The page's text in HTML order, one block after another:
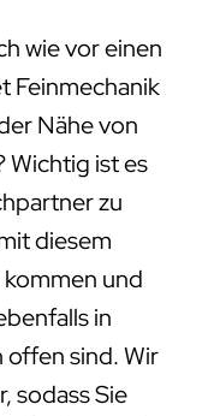
wie vor einen
Feinmechanik
Nähe von
Wichtig ist es
zu
diesem
und
in
offen sind. Wir
sodass Sie